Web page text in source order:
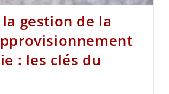
gestion de la
: les clés du